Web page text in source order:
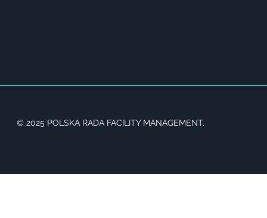
© 2025 POLSKA RADA FACILITY MANAGEMENT.